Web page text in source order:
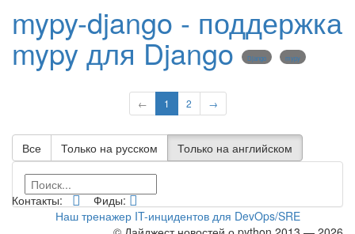
mypy-django - поддержка
mypy для Django Django mypy
← 1 2 →
Все Только на русском Только на английском
Контакты:
Фиды:
Наш тренажер IT-инцидентов для DevOps/SRE